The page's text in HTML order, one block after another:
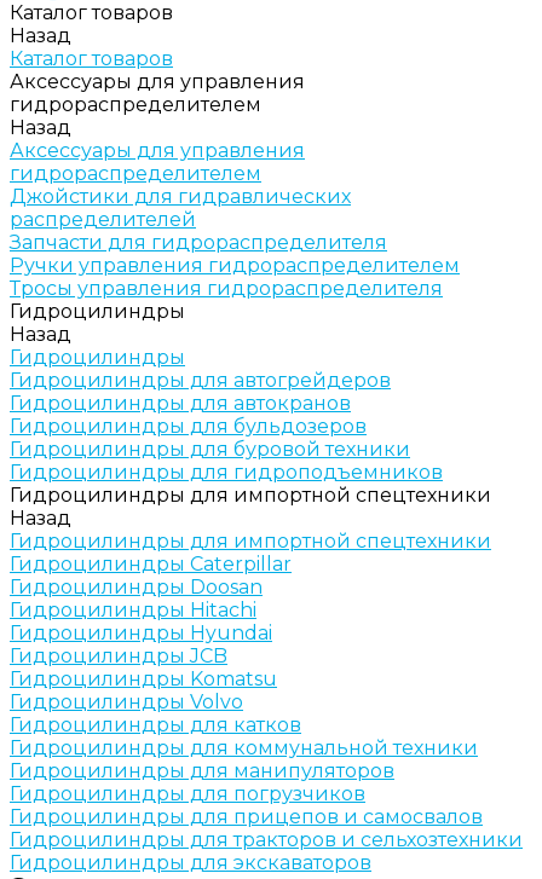
Каталог товаров
Назад
Каталог товаров
Аксессуары для управления
гидрораспределителем
Назад
Аксессуары для управления
гидрораспределителем
Джойстики для гидравлических
распределителей
Запчасти для гидрораспределителя
Ручки управления гидрораспределителем
Тросы управления гидрораспределителя
Гидроцилиндры
Назад
Гидроцилиндры
Гидроцилиндры для автогрейдеров
Гидроцилиндры для автокранов
Гидроцилиндры для бульдозеров
Гидроцилиндры для буровой техники
Гидроцилиндры для гидроподъемников
Гидроцилиндры для импортной спецтехники
Назад
Гидроцилиндры для импортной спецтехники
Гидроцилиндры Caterpillar
Гидроцилиндры Doosan
Гидроцилиндры Hitachi
Гидроцилиндры Hyundai
Гидроцилиндры JCB
Гидроцилиндры Komatsu
Гидроцилиндры Volvo
Гидроцилиндры для катков
Гидроцилиндры для коммунальной техники
Гидроцилиндры для манипуляторов
Гидроцилиндры для погрузчиков
Гидроцилиндры для прицепов и самосвалов
Гидроцилиндры для тракторов и сельхозтехники
Гидроцилиндры для экскаваторов